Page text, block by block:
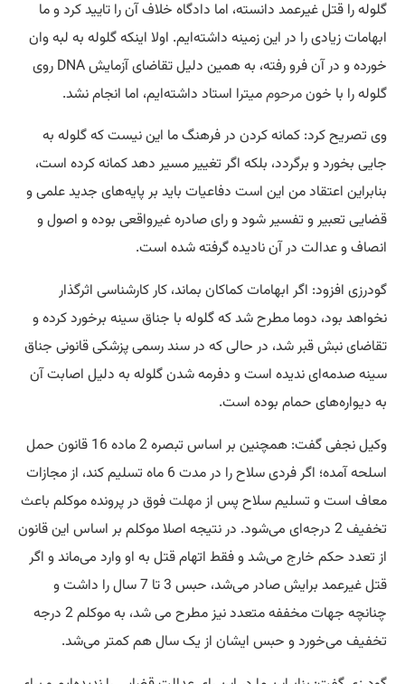
گلوله را‌‌‌‌‌‌‌‌‌‌‌‌‌‌‌‌‌‌‌‌‌‌‌‌‌‌‌‌‌‌‌‌‌‌‌‌‌‌‌‌ قتل غیرعمد دانسته، اما دادگاه خلاف آن را‌‌‌‌‌‌‌‌‌‌‌‌‌‌‌‌‌‌‌‌‌‌‌‌‌‌‌‌‌‌‌‌‌‌‌‌‌‌‌‌ تایید کرد و ما
ابهامات زیادی را‌‌‌‌‌‌‌‌‌‌‌‌‌‌‌‌‌‌‌‌‌‌‌‌‌‌‌‌‌‌‌‌‌‌‌‌‌‌‌‌ در این زمینه داشته‌ایم. اولا اینکه گلوله به لبه وان
خورده و در آن فرو رفته، به همین دلیل تقاضای آزمایش DNA روی
گلوله را با خونمرحوممیترا استاد داشته‌ایم، اما انجام نشد.
وی تصریح کرد: کمانه کردن در فرهنگ ما این نیست که گلوله به
جایی بخورد و برگردد، بلکه اگر تغییر مسیر دهد کمانه کرده است،
بنابراین اعتقاد من این است دفاعیات باید بر پایه‌های جدید علمی و
قضایی تعبیر و تفسیر شود و رای صادره غیرواقعی بوده و اصول و
انصاف و عدالت در آن نادیده گرفته شده است.
گودرزی افزود: اگر ابهامات کماکان بماند، کار کارشناسی اثرگذار
نخواهد بود، دوما مطرح شد که گلوله با جناق سینه برخورد کرده و
تقاضای نبش قبر شد، در حالی که در سند رسمی پزشکی قانونی جناق
سینه صدمه‌ای ندیده است و دفرمه شدن گلوله به دلیل اصابت آن
به دیواره‌های حمام بوده است.
وکیل نجفی گفت: همچنین بر اساس تبصره 2 ماده 16 قانون حمل
اسلحه آمده؛ اگر فردی سلاح را‌‌‌‌‌‌‌‌‌‌‌‌‌‌‌‌‌‌‌‌‌‌‌‌‌‌‌‌‌‌‌‌‌‌‌‌‌‌‌‌ در مدت 6 ماه تسلیم کند، از مجازات
معاف است و تسلیم سلاح پس از مهلتفوق در پرونده موکلم باعث
تخفیف 2 درجه‌ای می‌شود. در نتیجه اصلا موکلم بر اساس این قانون
از تعدد حکم خارج می‌شد و فقط اتهام قتل به او وارد می‌ماند و اگر
قتل غیرعمد برایش صادر می‌شد، حبس 3 تا 7 سال را‌‌‌‌‌‌‌‌‌‌‌‌‌‌‌‌‌‌‌‌‌‌‌‌‌‌‌‌‌‌‌‌‌‌‌‌‌‌‌‌ داشت و
چنانچه جهات مخففه متعدد نیز مطرح می شد، به موکلم 2 درجه
تخفیف می‌خورد و حبس ایشان از یک سال هم کمتر می‌شد.